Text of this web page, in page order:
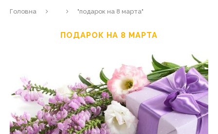
Головна "подарок на 8 марта"
ПОДАРОК НА 8 МАРТА